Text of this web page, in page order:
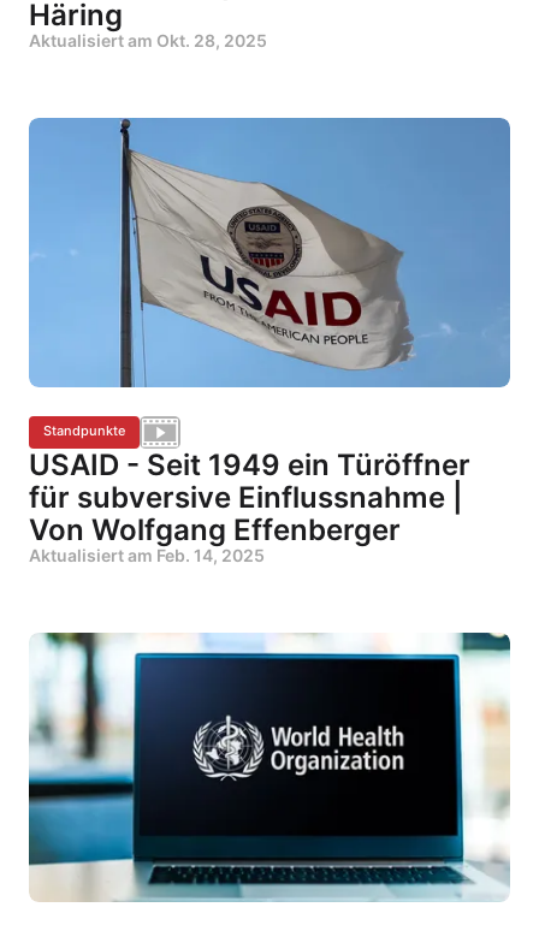
Häring
Aktualisiert am Okt. 28, 2025
Standpunkte
USAID - Seit 1949 ein Türöffner
für subversive Einflussnahme |
Von Wolfgang Effenberger
Aktualisiert am Feb. 14, 2025